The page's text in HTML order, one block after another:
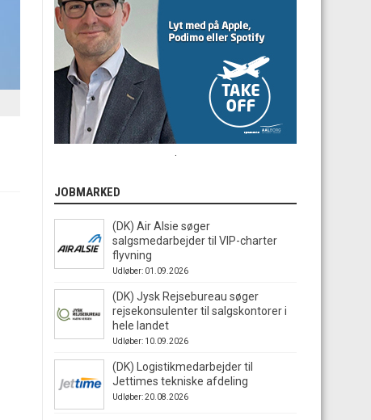
JOBMARKED
(DK) Air Alsie søger
salgsmedarbejder til VIP-charter
flyvning
Udløber: 01.09.2026
(DK) Jysk Rejsebureau søger
rejsekonsulenter til salgskontorer i
hele landet
Udløber: 10.09.2026
(DK) Logistikmedarbejder til
Jettimes tekniske afdeling
Udløber: 20.08.2026